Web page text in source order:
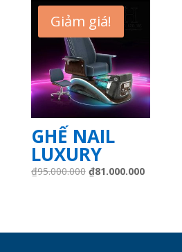
₫37.000.000.
Giảm giá!
GHẾ NAIL
LUXURY
₫95.000.000 Giá
₫81.000.000Giá